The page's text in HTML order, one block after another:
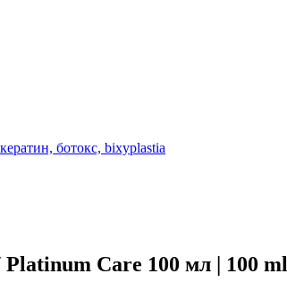
ботокс, bixyplastia
Care 100 мл | 100 ml